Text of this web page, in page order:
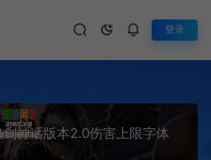
登录
神话版本2.0伤害上限字体